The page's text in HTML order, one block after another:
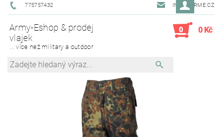
775757432 INFO@ARME.CZ
Army-Eshop & prodej
vlajek
... více než military a outdoor
0 0 Kč